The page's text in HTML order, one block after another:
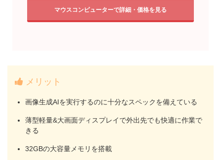
マウスコンピューターで詳細・価格を見る
メリット
画像生成AIを実行するのに十分なスペックを備えている
薄型軽量&大画面ディスプレイで外出先でも快適に作業で
きる
32GBの大容量メモリを搭載